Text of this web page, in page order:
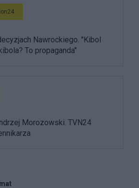
Nawrockiego. "Kibol
To propaganda"
Morozowski. TVN24